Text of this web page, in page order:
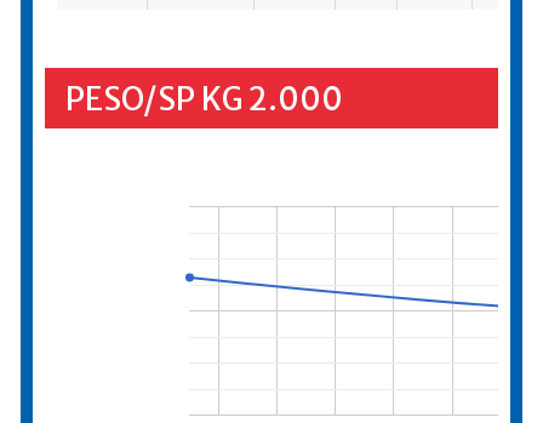
PESO/SP KG 2.000